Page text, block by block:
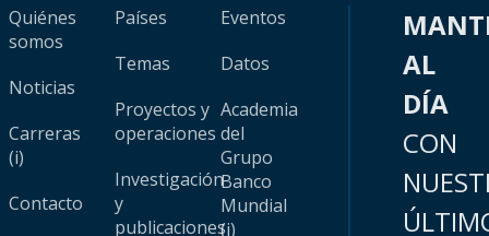
Quiénes
somos
Noticias
Carreras
(i)
Contacto
Países
Temas
Proyectos y
operaciones
Investigación
y
publicaciones
Eventos
Datos
Academia
del
Grupo
Banco
Mundial
(i)
AL
DÍA
CON